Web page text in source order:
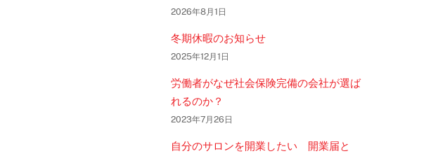
2026年8月1日
冬期休暇のお知らせ
2025年12月1日
労働者がなぜ社会保険完備の会社が選ば
れるのか？
2023年7月26日
自分のサロンを開業したい 開業届と